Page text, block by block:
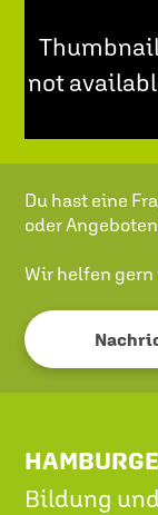
Du hast eine
oder
Wir helfen gern
not
Bildung